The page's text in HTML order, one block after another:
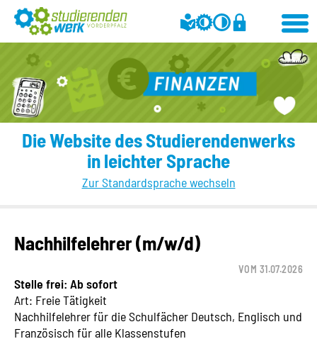
Die Website des Studierendenwerks
in leichter Sprache
Zur Standardsprache wechseln
Nachhilfelehrer (m/w/d)
VOM 31.07.2026
Stelle frei: Ab sofort
Art: Freie Tätigkeit
Nachhilfelehrer für die Schulfächer Deutsch, Englisch und
Französisch für alle Klassenstufen